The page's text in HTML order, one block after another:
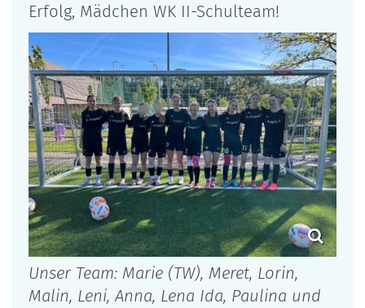
Erfolg, Mädchen WK II-Schulteam!
Unser Team: Marie (TW), Meret, Lorin,
Malin, Leni, Anna, Lena Ida, Paulina und